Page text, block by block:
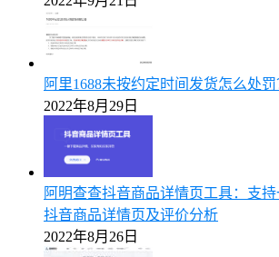
阿里1688未按约定时间发货怎么处罚
2022年8月29日
阿明查查抖音商品详情页工具：支持
抖音商品详情页及评价分析
2022年8月26日